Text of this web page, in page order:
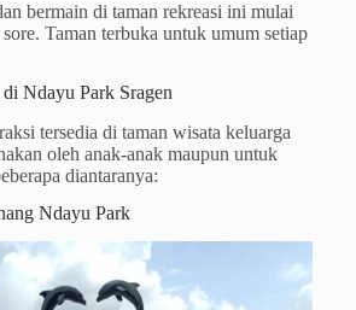
bermain di taman rekreasi ini mulai
Taman terbuka untuk umum setiap
Ndayu Park Sragen
tersedia di taman wisata keluarga
oleh anak-anak maupun untuk
diantaranya:
Ndayu Park